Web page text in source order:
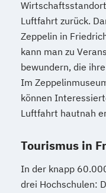
Luftfahrt zurück.
Zeppelin in
kann man zu
bewundern, die
Im
können
Luftfahrt hautnah
Tourismus in
In der knapp
drei Hochschulen: